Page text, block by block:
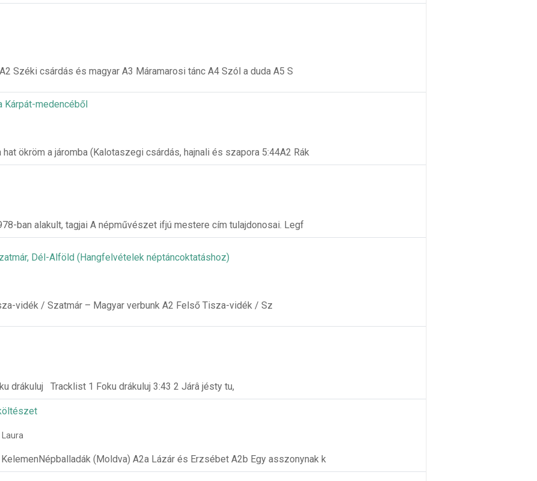
Széki csárdás és magyar A3 Máramarosi tánc A4 Szól a duda A5 S
Kárpát-medencéből
ökröm a járomba (Kalotaszegi csárdás, hajnali és szapora 5:44A2 Rák
ban alakult, tagjai A népművészet ifjú mestere cím tulajdonosai. Legf
Dél-Alföld (Hangfelvételek néptáncoktatáshoz)
vidék / Szatmár – Magyar verbunk A2 Felső Tisza-vidék / Sz
drákuluj Tracklist 1 Foku drákuluj 3:43 2 Járâ jésty tu,
(Moldva) A2a Lázár és Erzsébet A2b Egy asszonynak k